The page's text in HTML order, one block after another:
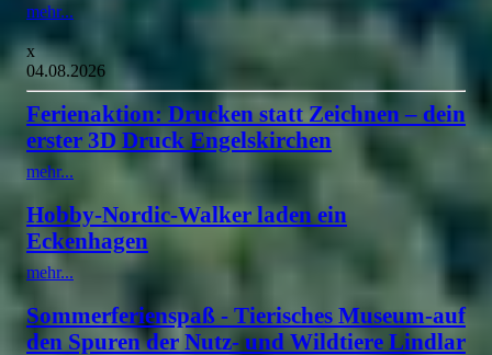
mehr...
x
04.08.2026
Ferienaktion: Drucken statt Zeichnen – dein
erster 3D Druck Engelskirchen
mehr...
Hobby-Nordic-Walker laden ein
Eckenhagen
mehr...
Sommerferienspaß - Tierisches Museum-auf
den Spuren der Nutz- und Wildtiere Lindlar